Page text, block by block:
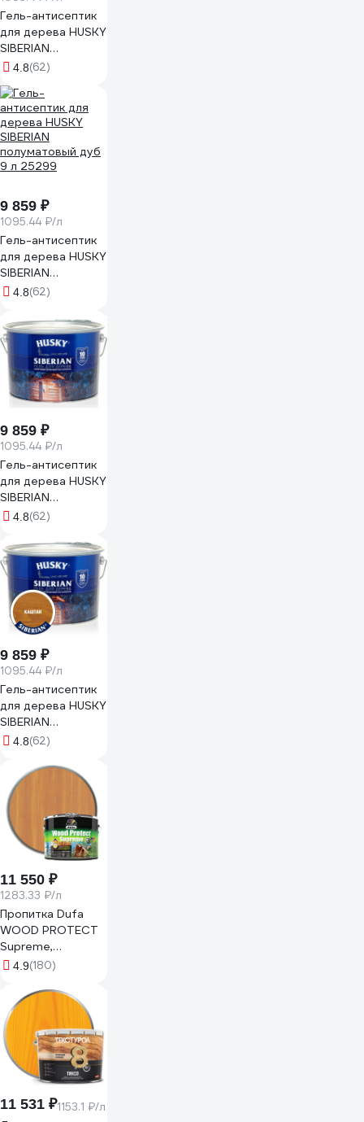
Гель-антисептик
для дерева HUSKY
SIBERIAN
полуматовый орех
4.8(62)
9 859 ₽
1095.44 ₽/л
Гель-антисептик
для дерева HUSKY
SIBERIAN
полуматовый дуб
4.8(62)
9 859 ₽
1095.44 ₽/л
Гель-антисептик
для дерева HUSKY
SIBERIAN
полуматовый
4.8(62)
9 859 ₽
1095.44 ₽/л
Гель-антисептик
для дерева HUSKY
SIBERIAN
полуматовый
4.8(62)
11 550 ₽
1283.33 ₽/л
Пропитка Dufa
WOOD PROTECT
Supreme,
сибирская
МП00-008529
4.9(180)
11 531 ₽1153.1 ₽/л